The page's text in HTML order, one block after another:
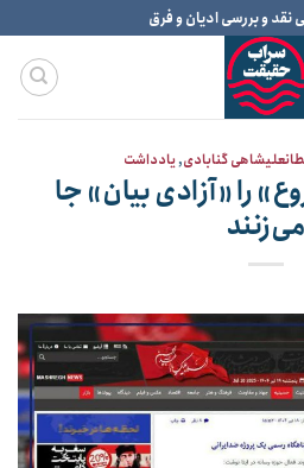
نقد و بررسی ادیان و فرق
گنابادی,یادداشت
را «آزادی بیان» جا
می‌زنند